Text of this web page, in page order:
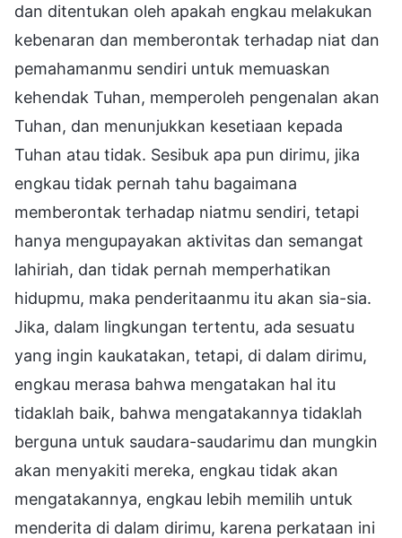
dan ditentukan oleh apakah engkau melakukan
kebenaran dan memberontak terhadap niat dan
pemahamanmu sendiri untuk memuaskan
kehendak Tuhan, memperoleh pengenalan akan
Tuhan, dan menunjukkan kesetiaan kepada
Tuhan atau tidak. Sesibuk apa pun dirimu, jika
engkau tidak pernah tahu bagaimana
memberontak terhadap niatmu sendiri, tetapi
hanya mengupayakan aktivitas dan semangat
lahiriah, dan tidak pernah memperhatikan
hidupmu, maka penderitaanmu itu akan sia-sia.
Jika, dalam lingkungan tertentu, ada sesuatu
yang ingin kaukatakan, tetapi, di dalam dirimu,
engkau merasa bahwa mengatakan hal itu
tidaklah baik, bahwa mengatakannya tidaklah
berguna untuk saudara-saudarimu dan mungkin
akan menyakiti mereka, engkau tidak akan
mengatakannya, engkau lebih memilih untuk
menderita di dalam dirimu, karena perkataan ini